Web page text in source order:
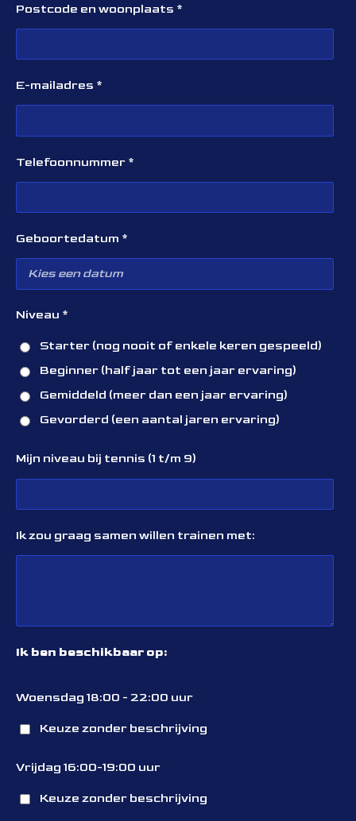
Postcode en woonplaats *
E-mailadres *
Telefoonnummer *
Geboortedatum *
Niveau *
Starter (nog nooit of enkele keren gespeeld)
Beginner (half jaar tot een jaar ervaring)
Gemiddeld (meer dan een jaar ervaring)
Gevorderd (een aantal jaren ervaring)
Mijn niveau bij tennis (1 t/m 9)
Ik zou graag samen willen trainen met:
Ik ben beschikbaar op:
Woensdag 18:00 - 22:00 uur
Keuze zonder beschrijving
Vrijdag 16:00-19:00 uur
Keuze zonder beschrijving